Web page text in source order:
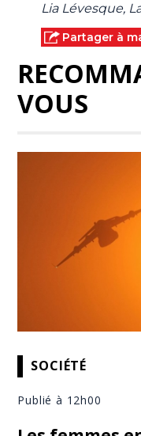
Lia Lévesque,
Partager à
VOUS
SOCIÉTÉ
Publié à 12h00